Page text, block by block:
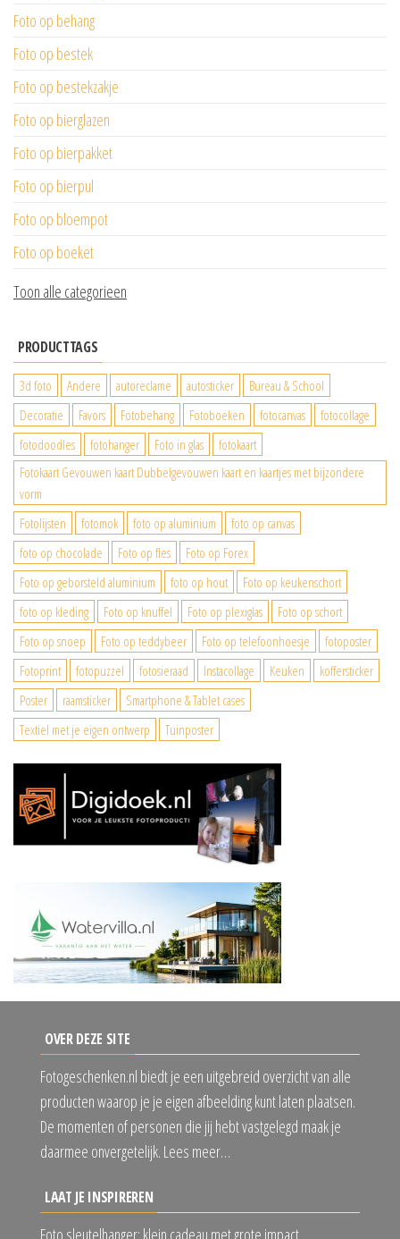
Foto op behang
Foto op bestek
Foto op bestekzakje
Foto op bierglazen
Foto op bierpakket
Foto op bierpul
Foto op bloempot
Foto op boeket
Toon alle categorieen
PRODUCTTAGS
3d foto Andere autoreclame autosticker
Bureau & School
Decoratie
Favors Fotobehang Fotoboeken fotocanvas
fotocollage
fotodoodles
fotohanger Foto in glas
fotokaart
Fotokaart Gevouwen kaart Dubbelgevouwen kaart en kaartjes met bijzondere
vorm
Fotolijsten
fotomok foto op aluminium
foto op canvas
foto op chocolade
Foto op fles
Foto op Forex
Foto op geborsteld aluminium
foto op hout
Foto op keukenschort
foto op kleding
Foto op knuffel Foto op plexiglas
Foto op schort
Foto op snoep
Foto op teddybeer Foto op telefoonhoesje
fotoposter
Fotoprint
fotopuzzel fotosieraad Instacollage Keuken
koffersticker
Poster
raamsticker
Smartphone & Tablet cases
Textiel met je eigen ontwerp
Tuinposter
OVER DEZE SITE
Fotogeschenken.nl biedt je een uitgebreid overzicht van alle
producten waarop je je eigen afbeelding kunt laten plaatsen.
De momenten of personen die jij hebt vastgelegd maak je
daarmee onvergetelijk. Lees meer…
LAAT JE INSPIREREN